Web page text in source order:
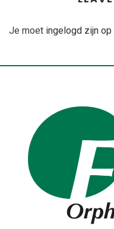
Je moet ingelogd zijn op